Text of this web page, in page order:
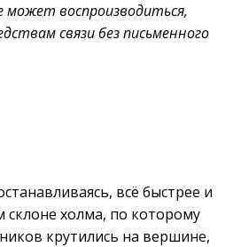
может воспроизводиться,
связи без письменного
всё быстрее и
склоне холма, по которому
крутились на вершине,